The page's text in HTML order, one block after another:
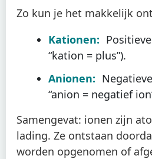
Zo kun je het makkelijk
Kationen:
“kation = plus”).
Anionen:
“anion = negatief
Samengevat: ionen zijn
lading. Ze ontstaan
worden opgenomen of